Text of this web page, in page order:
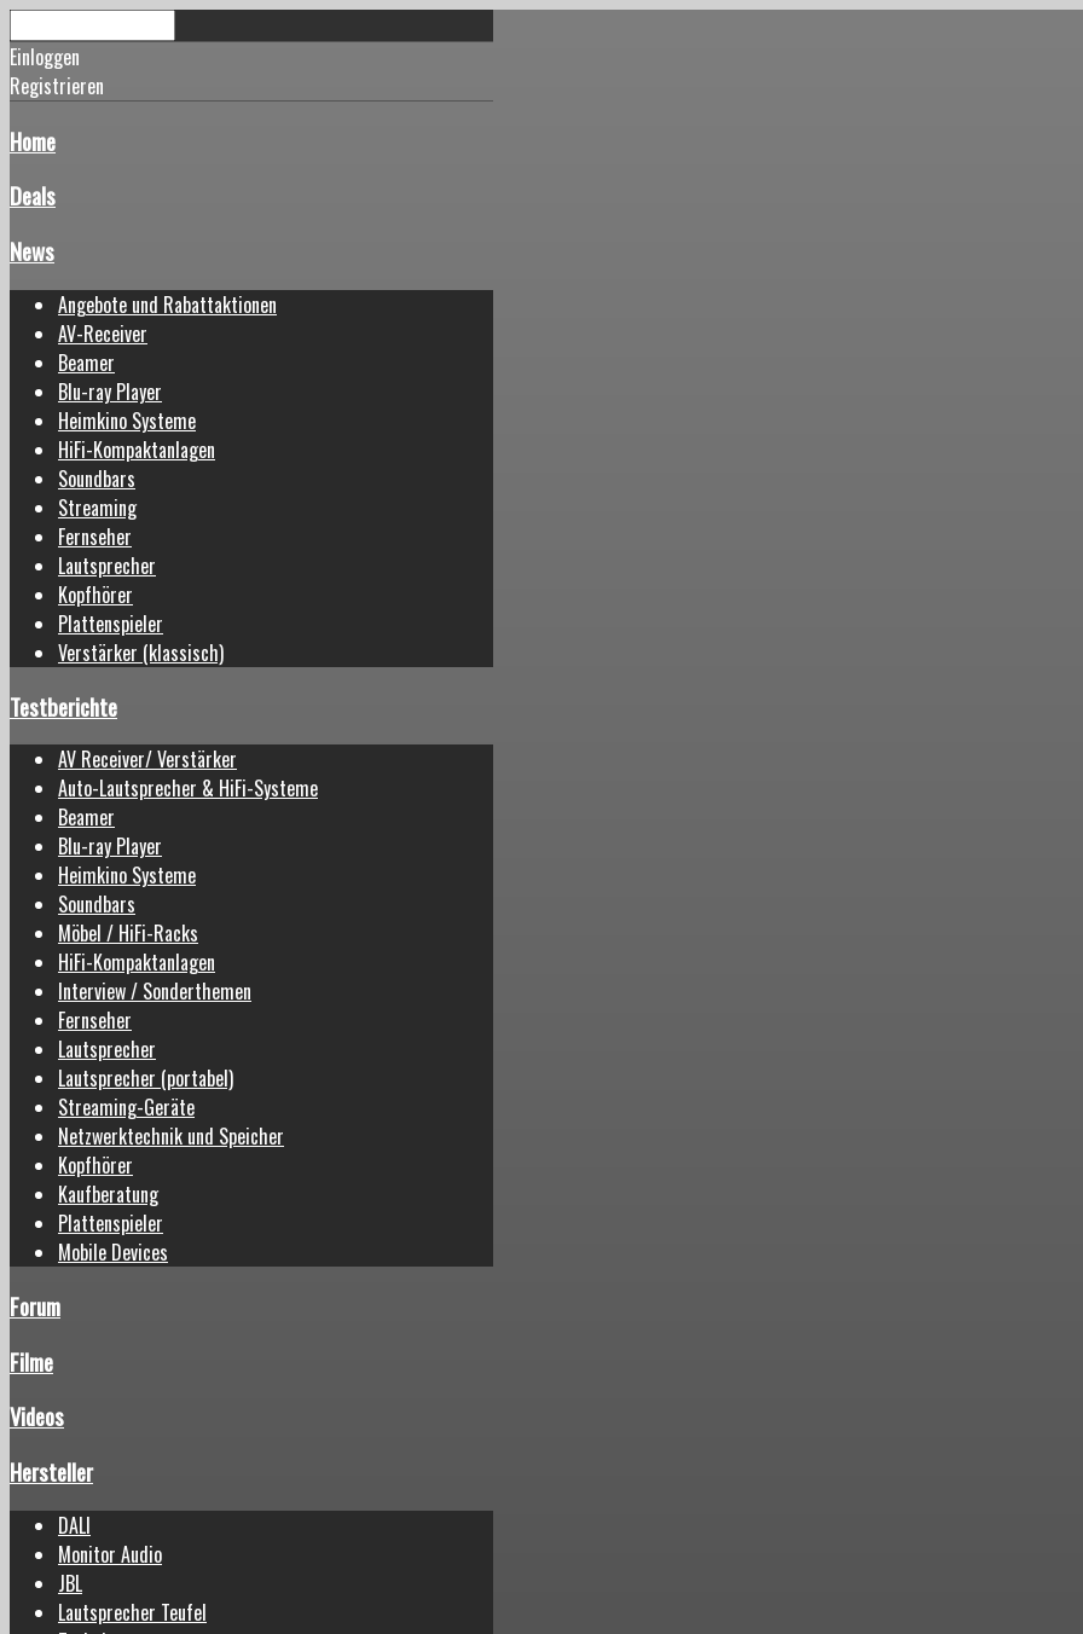
Einloggen
Registrieren
Home
Deals
News
Angebote und Rabattaktionen
AV-Receiver
Beamer
Blu-ray Player
Heimkino Systeme
HiFi-Kompaktanlagen
Soundbars
Streaming
Fernseher
Lautsprecher
Kopfhörer
Plattenspieler
Verstärker (klassisch)
Testberichte
AV Receiver/ Verstärker
Auto-Lautsprecher & HiFi-Systeme
Beamer
Blu-ray Player
Heimkino Systeme
Soundbars
Möbel / HiFi-Racks
HiFi-Kompaktanlagen
Interview / Sonderthemen
Fernseher
Lautsprecher
Lautsprecher (portabel)
Streaming-Geräte
Netzwerktechnik und Speicher
Kopfhörer
Kaufberatung
Plattenspieler
Mobile Devices
Forum
Filme
Videos
Hersteller
DALI
Monitor Audio
JBL
Lautsprecher Teufel